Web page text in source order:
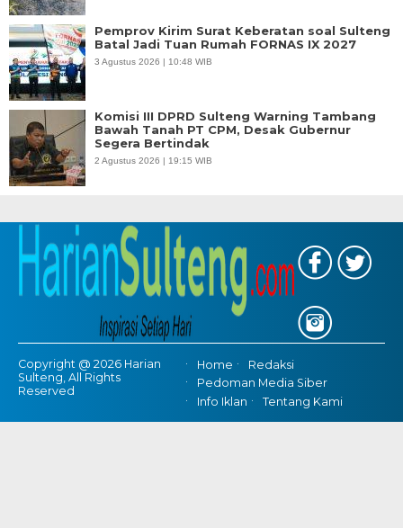
Pemprov Kirim Surat Keberatan soal Sulteng
Batal Jadi Tuan Rumah FORNAS IX 2027
3 Agustus 2026 | 10:48 WIB
Komisi III DPRD Sulteng Warning Tambang
Bawah Tanah PT CPM, Desak Gubernur
Segera Bertindak
2 Agustus 2026 | 19:15 WIB
Copyright @ 2026 Harian
Sulteng, All Rights
Reserved
Home
Redaksi
Pedoman Media Siber
Info Iklan
Tentang Kami